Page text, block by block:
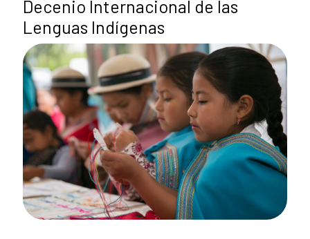
Decenio Internacional de las
Lenguas Indígenas